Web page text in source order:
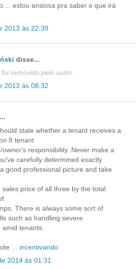
estou ansiosa pra saber o que irá
2013 às 22:39
disse...
removido pelo autor.
2013 às 08:32
state whether a tenant receives a
8 tenant
owner's responsibility. Never make a
carefully determined exactly
good professional picture and take
sales price of all three by the total
There is always some sort of
such as handling severe
tenants.
... incentivando
2014 às 01:31